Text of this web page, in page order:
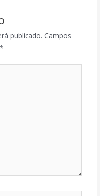
publicado. Campos
*